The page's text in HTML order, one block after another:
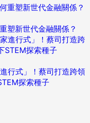
塑新世代金融關係？
行式」！蔡司打造跨領
探索種子